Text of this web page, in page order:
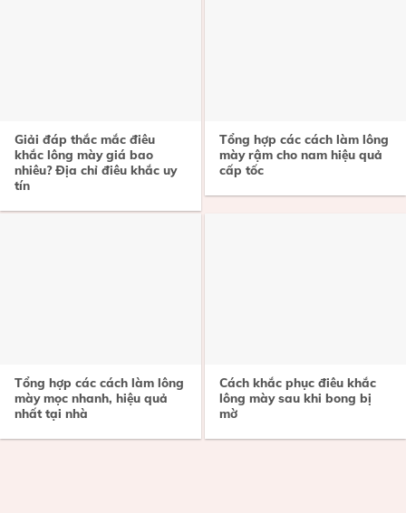
Giải đáp thắc mắc điêu
khắc lông mày giá bao
nhiêu? Địa chỉ điêu khắc uy
tín
Tổng hợp các cách làm lông
mày rậm cho nam hiệu quả
cấp tốc
Tổng hợp các cách làm lông
mày mọc nhanh, hiệu quả
nhất tại nhà
Cách khắc phục điêu khắc
lông mày sau khi bong bị
mờ